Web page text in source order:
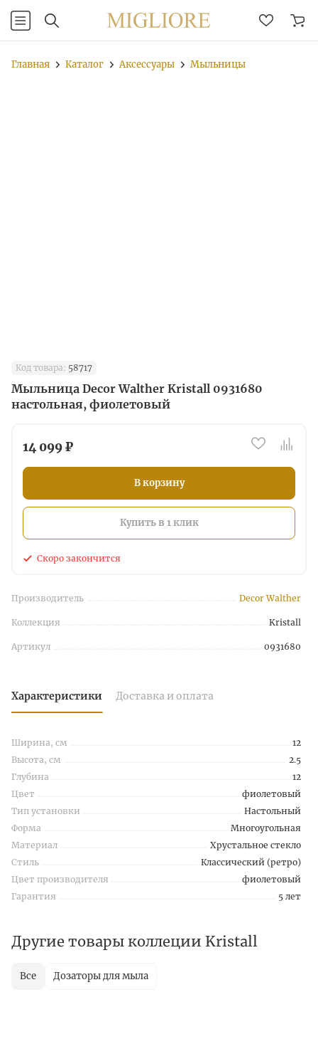
Главная Каталог Аксессуары Мыльницы
Код товара: 58717
Мыльница Decor Walther Kristall 0931680
настольная, фиолетовый
14 099 ₽
В корзину
Купить в 1 клик
Скоро закончится
Производитель Decor Walther
Коллекция Kristall
Артикул 0931680
Характеристики Доставка и оплата
Ширина, см
12
Высота, см
2.5
Глубина
12
Цвет
фиолетовый
Тип установки
Настольный
Форма
Многоугольная
Материал
Хрустальное стекло
Стиль
Классический (ретро)
Цвет производителя
фиолетовый
Гарантия
5 лет
Другие товары коллеции Kristall
Все Дозаторы для мыла